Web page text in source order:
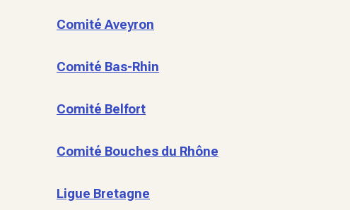
Comité Aveyron
Comité Bas-Rhin
Comité Belfort
Comité Bouches du Rhône
Ligue Bretagne